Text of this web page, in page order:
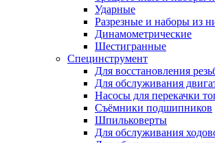
Ударные
Разрезные и наборы из
Динамометрические
Шестигранные
Специнструмент
Для восстановления
Для обслуживания
Насосы для перекачки
Съёмники подшипников
Шпильковерты
Для обслуживания